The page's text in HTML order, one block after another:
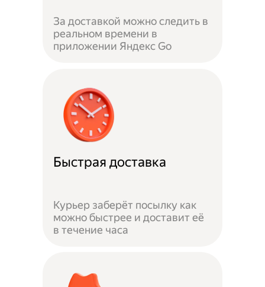
За доставкой можно следить в
реальном времени в
приложении Яндекс Go
Быстрая доставка
Курьер заберёт посылку как
можно быстрее и доставит её
в течение часа